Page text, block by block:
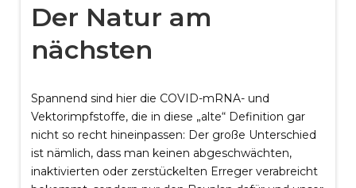
Der Natur am
nächsten
Spannend sind hier die COVID-mRNA- und
Vektorimpfstoffe, die in diese „alte“ Definition gar
nicht so recht hineinpassen: Der große Unterschied
ist nämlich, dass man keinen abgeschwächten,
inaktivierten oder zerstückelten Erreger verabreicht